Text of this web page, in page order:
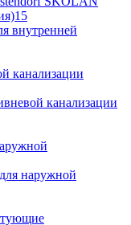
15
внутренней
канализации
канализации
наружной